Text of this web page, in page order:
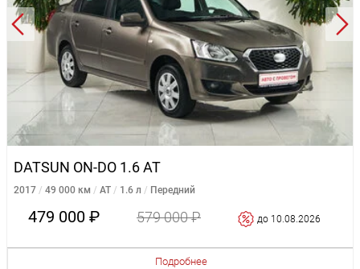
DATSUN ON-DO 1.6 AT
2017 49 000 км AT 1.6 л Передний
479 000 ₽ 579 000 ₽ до 10.08.2026
Подробнее